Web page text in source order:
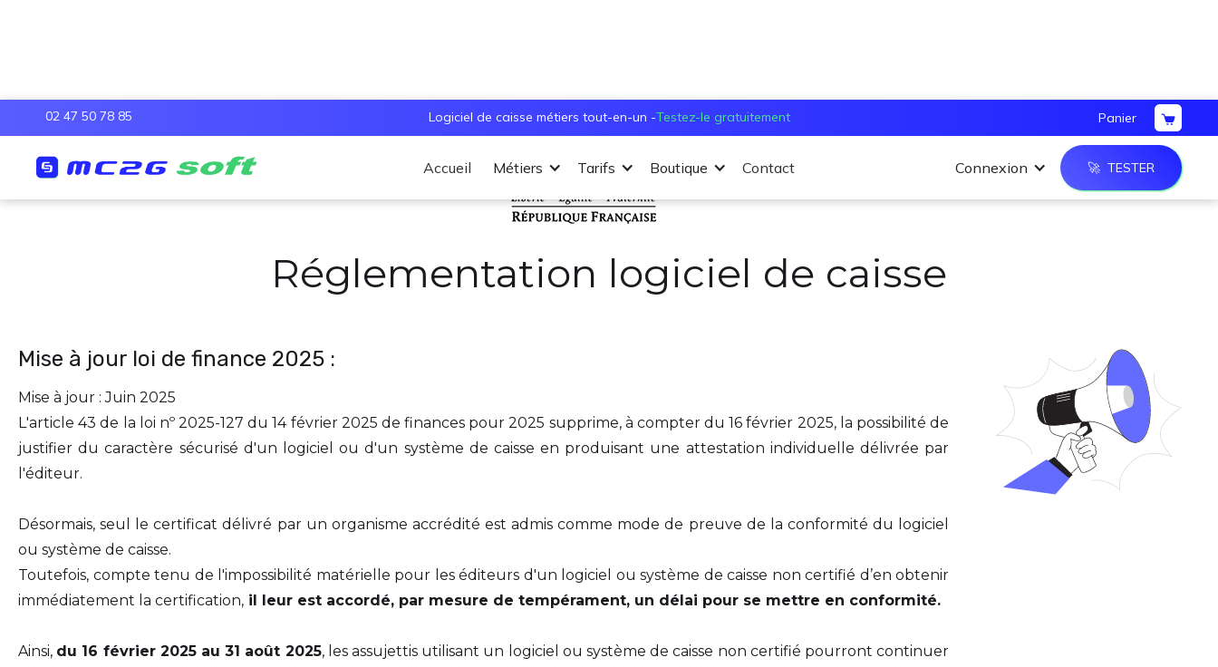
02 47 50 78 85 Logiciel de caisse métiers tout-en-un -Testez-le gratuitement Panier
Accueil Métiers Tarifs Boutique Contact Connexion 🚀 TESTER
Réglementation logiciel de caisse
Mise à jour loi de finance 2025 :
Mise à jour : Juin 2025
L'article 43 de la loi nº 2025-127 du 14 février 2025 de finances pour 2025 supprime, à compter du 16 février 2025, la possibilité de
justifier du caractère sécurisé d'un logiciel ou d'un système de caisse en produisant une attestation individuelle délivrée par
l'éditeur.
Désormais, seul le certificat délivré par un organisme accrédité est admis comme mode de preuve de la conformité du logiciel
ou système de caisse.
Toutefois, compte tenu de l'impossibilité matérielle pour les éditeurs d'un logiciel ou système de caisse non certifié d’en obtenir
immédiatement la certification, il leur est accordé, par mesure de tempérament, un délai pour se mettre en conformité.
Ainsi, du 16 février 2025 au 31 août 2025, les assujettis utilisant un logiciel ou système de caisse non certifié pourront continuer